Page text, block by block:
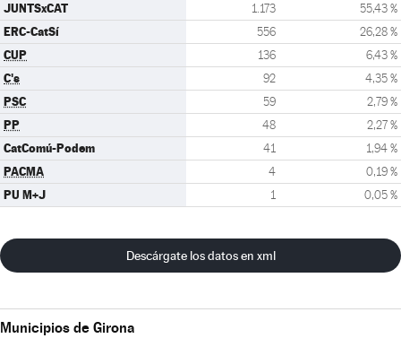
JUNTSxCAT 1.173 55,43 %
ERC-CatSí 556 26,28 %
CUP 136 6,43 %
C's 92 4,35 %
PSC 59 2,79 %
PP 48 2,27 %
CatComú-Podem 41 1,94 %
PACMA 4 0,19 %
PU M+J 1 0,05 %
Descárgate los datos en xml
Municipios de Girona